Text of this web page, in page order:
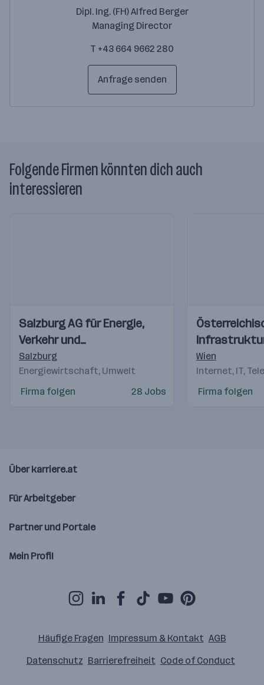
Dipl. Ing. (FH) Alfred Berger
Managing Director
T +43 664 9662 280
Anfrage senden
Folgende Firmen könnten dich auch
interessieren
Videos
Einblicke
Einblicke
Salzburg AG für Energie,
Verkehr und
Telekommunikation
Salzburg
Energiewirtschaft, Umwelt
Firma folgen
28 Jobs
Videos
Einblicke
Einblicke
Wien
Internet, IT,
Firma folgen
Über karriere.at
Für Arbeitgeber
Partner und Portale
Mein Profil
Häufige Fragen Impressum & Kontakt AGB
Datenschutz Barrierefreiheit Code of Conduct